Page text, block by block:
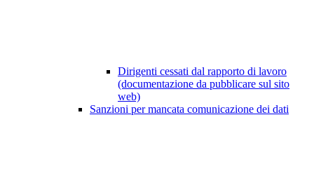
Dirigenti cessati dal rapporto di lavoro
(documentazione da pubblicare sul sito
web)
Sanzioni per mancata comunicazione dei dati